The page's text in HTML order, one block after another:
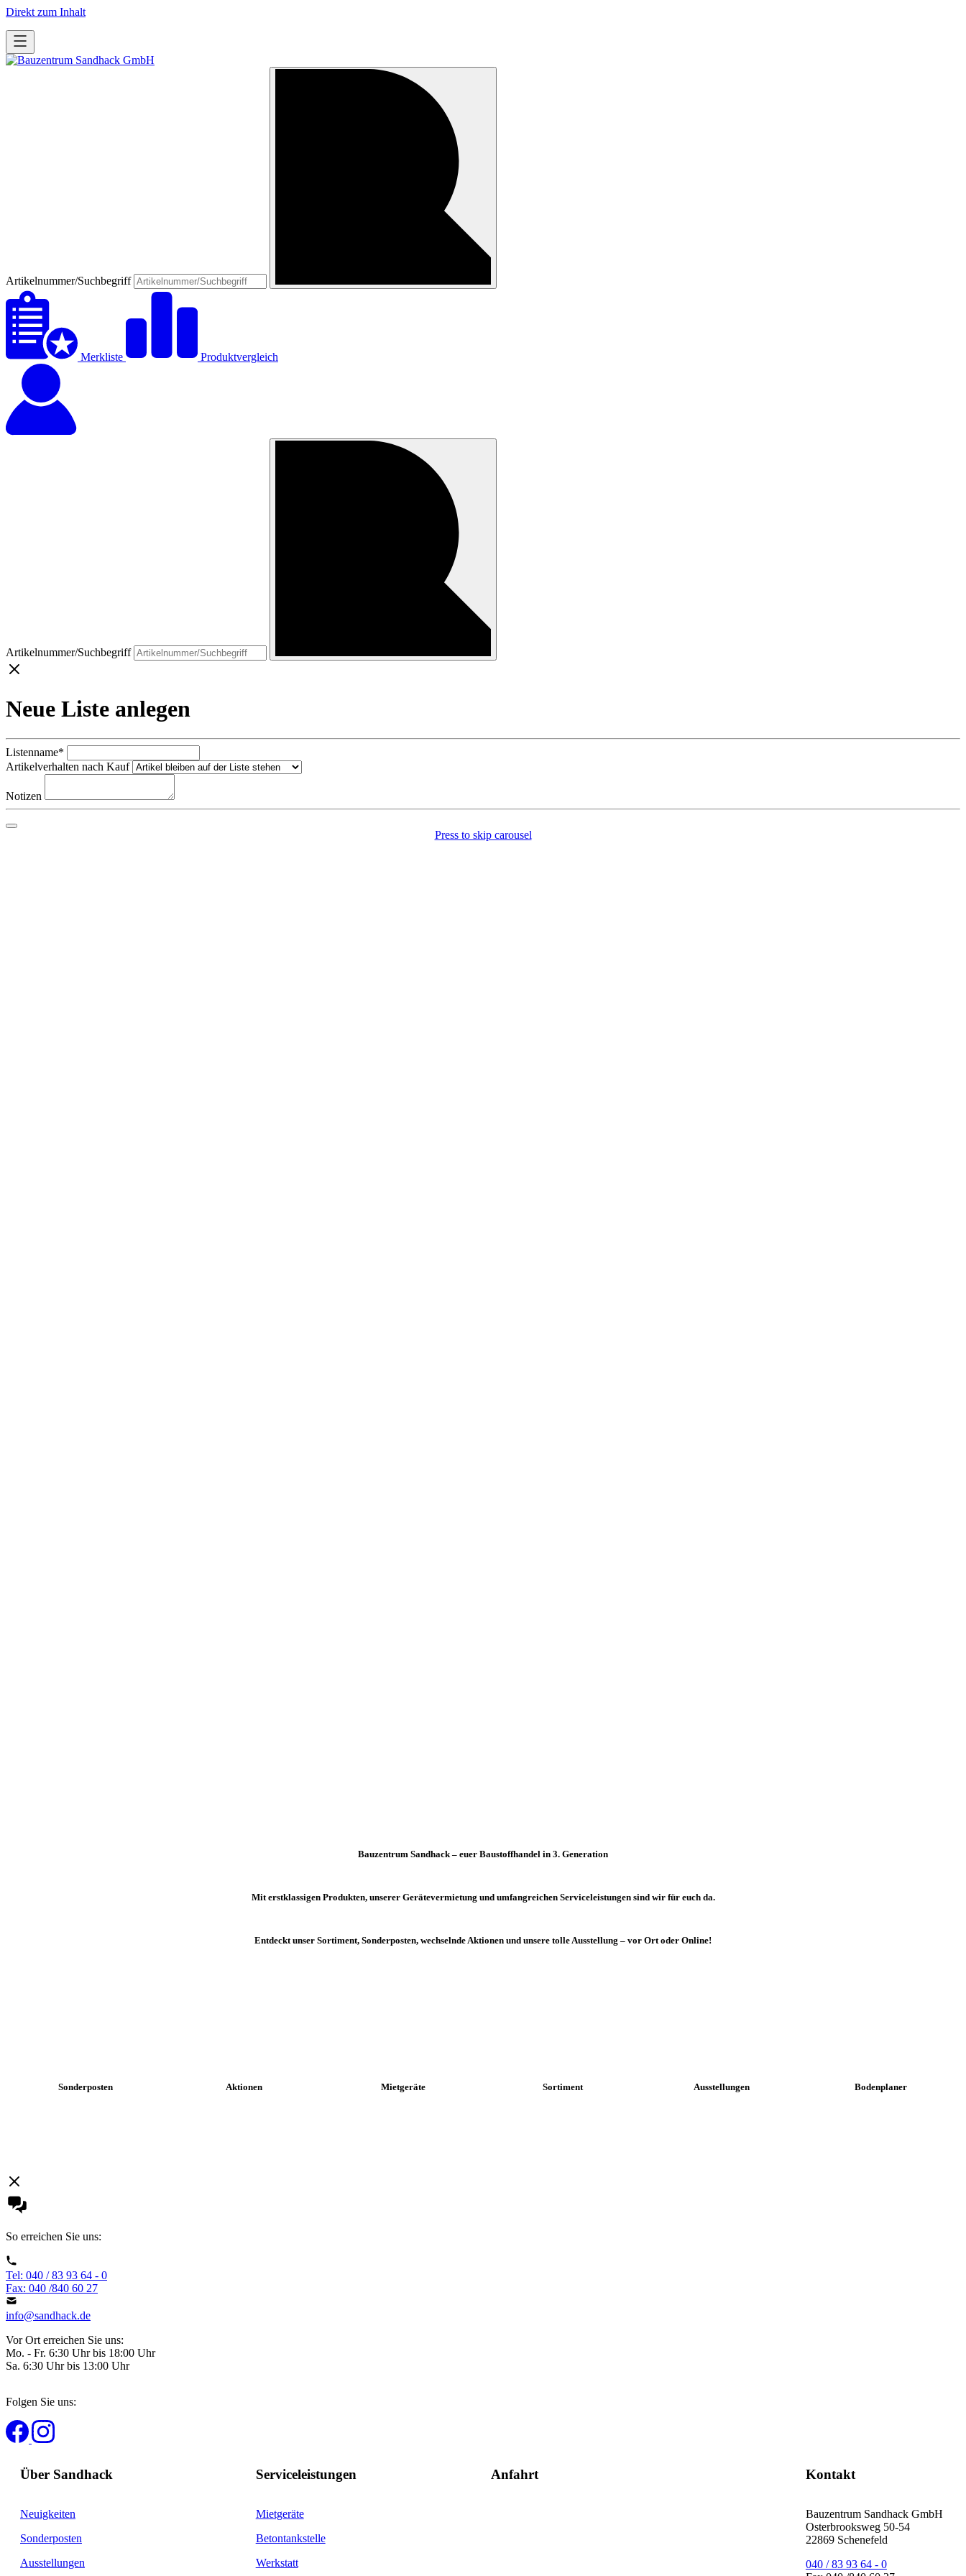
Direkt zum Inhalt
Artikelnummer/Suchbegriff
Merkliste Produktvergleich
Artikelnummer/Suchbegriff
Neue Liste anlegen
Listenname*
Artikelverhalten nach Kauf
Notizen
Press to skip carousel
Bauzentrum Sandhack – euer Baustoffhandel in 3. Generation
Mit erstklassigen Produkten, unserer Gerätevermietung und umfangreichen Serviceleistungen sind wir für euch da.
Entdeckt unser Sortiment, Sonderposten, wechselnde Aktionen und unsere tolle Ausstellung – vor Ort oder Online!
Sonderposten Aktionen Mietgeräte Sortiment Ausstellungen Bodenplaner
So erreichen Sie uns:
Tel: 040 / 83 93 64 - 0
Fax: 040 /840 60 27
info@sandhack.de
Vor Ort erreichen Sie uns:
Mo. - Fr. 6:30 Uhr bis 18:00 Uhr
Sa. 6:30 Uhr bis 13:00 Uhr
Folgen Sie uns:
Über Sandhack
Neuigkeiten
Sonderposten
Ausstellungen
Serviceleistungen
Mietgeräte
Betontankstelle
Werkstatt
Anfahrt Kontakt
Bauzentrum Sandhack GmbH
Osterbrooksweg 50-54
22869 Schenefeld
040 / 83 93 64 - 0